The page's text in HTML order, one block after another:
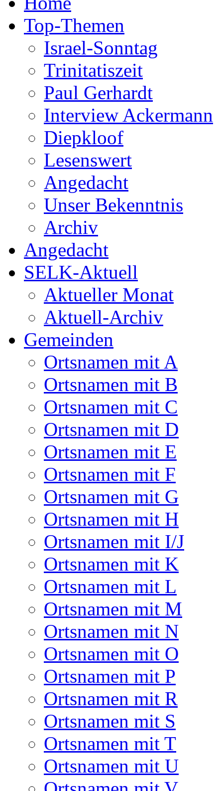
Top-Themen
Israel-Sonntag
Trinitatiszeit
Paul Gerhardt
Interview Ackermann
Diepkloof
Lesenswert
Angedacht
Unser Bekenntnis
Archiv
Angedacht
SELK-Aktuell
Aktueller Monat
Aktuell-Archiv
Gemeinden
Ortsnamen mit A
Ortsnamen mit B
Ortsnamen mit C
Ortsnamen mit D
Ortsnamen mit E
Ortsnamen mit F
Ortsnamen mit G
Ortsnamen mit H
Ortsnamen mit I/J
Ortsnamen mit K
Ortsnamen mit L
Ortsnamen mit M
Ortsnamen mit N
Ortsnamen mit O
Ortsnamen mit P
Ortsnamen mit R
Ortsnamen mit S
Ortsnamen mit T
Ortsnamen mit U